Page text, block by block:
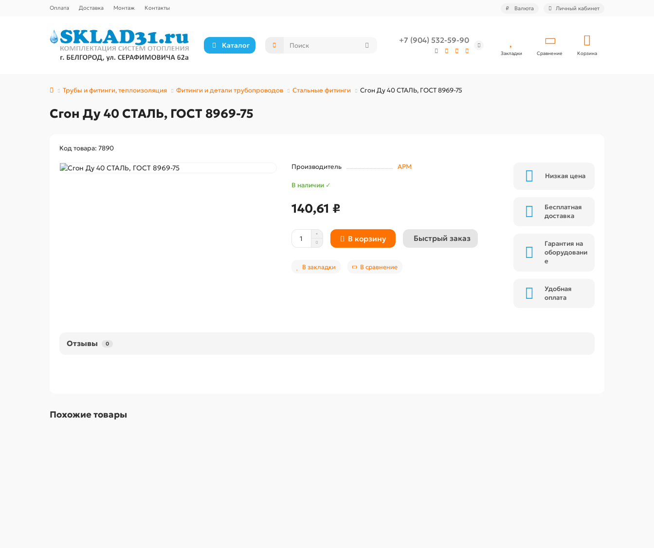
Оплата Доставка Монтаж Контакты ₽ Валюта Личный кабинет
Каталог
+7 (904) 532-59-90
Закладки Сравнение Корзина
Трубы и фитинги, теплоизоляция Фитинги и детали трубопроводов Стальные фитинги Сгон Ду 40 СТАЛЬ, ГОСТ 8969-75
Сгон Ду 40 СТАЛЬ, ГОСТ 8969-75
Код товара: 7890
Производитель АРМ
В наличии ✓
140,61 ₽
В корзину Быстрый заказ
В закладки В сравнение
Низкая цена
Бесплатная
доставка
Гарантия на
оборудовани
е
Удобная
оплата
Отзывы 0
Похожие товары